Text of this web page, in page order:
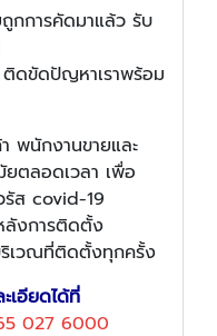
กการคัดมาแล้ว รับ
ดขัดปัญหาเราพร้อม
พนักงานขายและ
ตลอดเวลา เพื่อ
รัส covid-19
ลังการติดตั้ง
เวณที่ติดตั้งทุกครั้ง
เอียดได้ที่
027 6000